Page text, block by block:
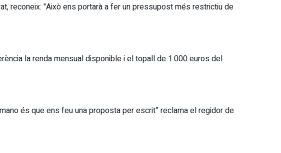
reconeix: "Això ens portarà a fer un pressupost més restrictiu de
la renda mensual disponible i el topall de 1.000 euros del
és que ens feu una proposta per escrit” reclama el regidor de